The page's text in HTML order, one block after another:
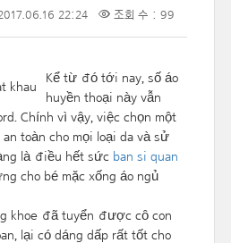
22:24 조회 수 : 99
Kể từ đó tới nay, số áo
huyền thoại này vẫn
Chính vì vậy, việc chọn một
an toàn cho mọi loại da và sử
là điều hết sức ban si quan
cho bé mặc xống áo ngủ
khoe đã tuyển được cô con
lại có dáng dấp rất tốt cho